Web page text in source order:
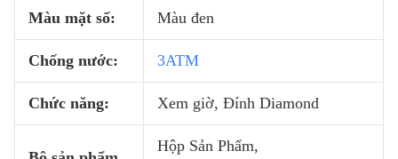
Màu mặt số: Màu đen
Chống nước: 3ATM
Chức năng: Xem giờ, Đính Diamond
Hộp Sản Phẩm,